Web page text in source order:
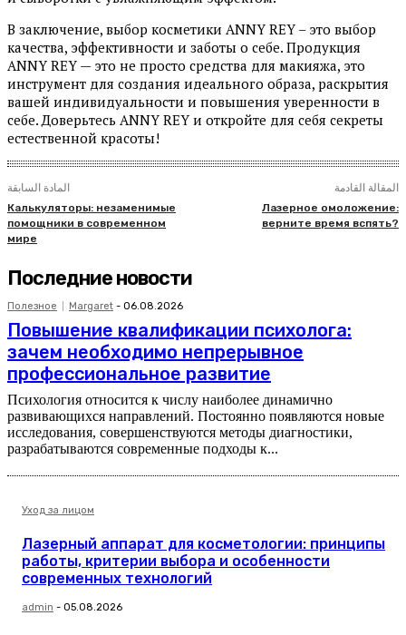
В заключение, выбор косметики ANNY REY – это выбор
качества, эффективности и заботы о себе. Продукция
ANNY REY — это не просто средства для макияжа, это
инструмент для создания идеального образа, раскрытия
вашей индивидуальности и повышения уверенности в
себе. Доверьтесь ANNY REY и откройте для себя секреты
естественной красоты!
المادة السابقة
Калькуляторы: незаменимые
помощники в современном
мире
المقالة القادمة
Лазерное омоложение:
верните время вспять?
Последние новости
Полезное Margaret - 06.08.2026
Повышение квалификации психолога:
зачем необходимо непрерывное
профессиональное развитие
Психология относится к числу наиболее динамично
развивающихся направлений. Постоянно появляются новые
исследования, совершенствуются методы диагностики,
разрабатываются современные подходы к...
Уход за лицом
Лазерный аппарат для косметологии: принципы
работы, критерии выбора и особенности
современных технологий
admin - 05.08.2026